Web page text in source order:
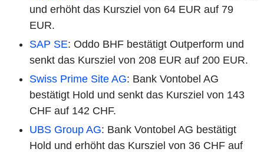
und erhöht das Kursziel von 64 EUR auf 79
EUR.
SAP SE: Oddo BHF bestätigt Outperform und
senkt das Kursziel von 208 EUR auf 200 EUR.
Swiss Prime Site AG: Bank Vontobel AG
bestätigt Hold und senkt das Kursziel von 143
CHF auf 142 CHF.
UBS Group AG: Bank Vontobel AG bestätigt
Hold und erhöht das Kursziel von 36 CHF auf